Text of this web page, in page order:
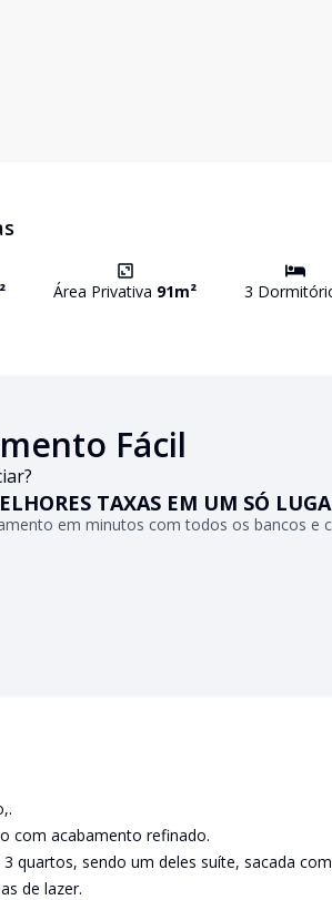
Área Privativa 91m² 3
Fácil
TAXAS EM UM SÓ
em minutos com todos os bancos e
com acabamento refinado.
quartos, sendo um deles suíte, sacada
de lazer.